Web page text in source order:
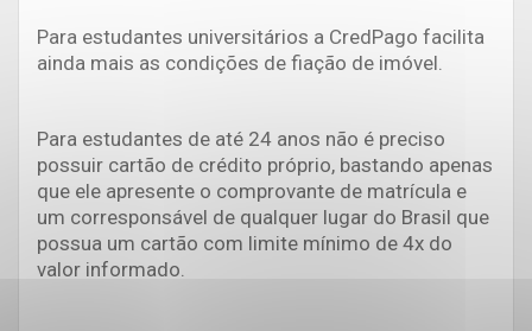
Para estudantes universitários a CredPago facilita
ainda mais as condições de fiação de imóvel.
Para estudantes de até 24 anos não é preciso
possuir cartão de crédito próprio, bastando apenas
que ele apresente o comprovante de matrícula e
um corresponsável de qualquer lugar do Brasil que
possua um cartão com limite mínimo de 4x do
valor informado.